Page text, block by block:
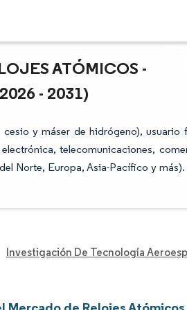
ATÓMICOS -
- 2031)
y máser de hidrógeno), usuario
telecomunicaciones,
Norte, Europa, Asia-Pacífico y más).
Investigación De Tecnología